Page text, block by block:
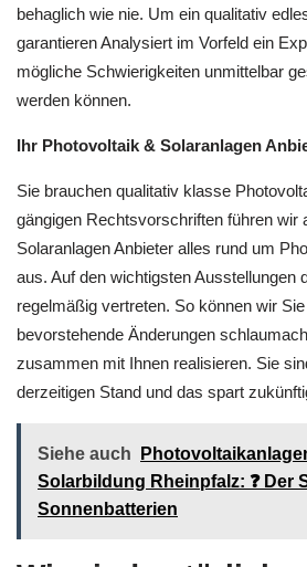
behaglich wie nie. Um ein qualitativ
garantieren Analysiert im Vorfeld ein
mögliche Schwierigkeiten unmittelbar
werden können.
Ihr Photovoltaik & Solaranlagen
Sie brauchen qualitativ klasse
gängigen Rechtsvorschriften führen wir
Solaranlagen Anbieter alles rund um
aus. Auf den wichtigsten Ausstellungen
regelmäßig vertreten. So können wir
bevorstehende Änderungen
zusammen mit Ihnen realisieren. Sie
derzeitigen Stand und das spart
Siehe auch
Solarbildung Rheinpfalz: ❓️ Der
Sonnenbatterien